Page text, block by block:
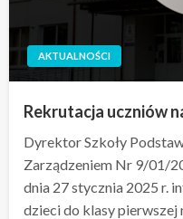
AKTUALNOŚCI
Rekrutacja uczniów
Dyrektor Szkoły
Zarządzeniem Nr 9/01/
dnia 27 stycznia 2025 r.
dzieci do klasy